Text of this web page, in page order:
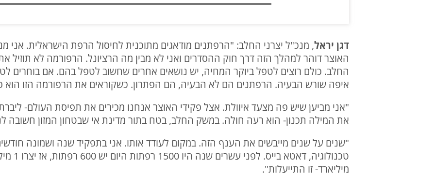
דגן יראל, מנכ"ל יצרני החלב: "הרפתנים מודאגים מתוכנית לחיסול הרפת הישראלית. אני
האוצר דוהר למהלך הזה דרך חוק ההסדרים ואני לא מבין מה הרציונל. הרפורמה לא תוזיל
החלב. כולם רוצים לטפל ביוקר המחיה, יש נושאים אחרים שחשוב לטפל בהם. אם בוחרים
איפה שורש הבעיה. הרפתנים הם לא הבעיה, הם הפתרון. כשקוראים את הרפורמה הזו הוא
"אני מביען שיש פה מצעד איוולת. אצל פקידי האוצר אנחנו מכירים את תפיסת העולם-
את המילה תכנון- הוא רעה חולה. במשק החלב, בטח בתור מדינת אי שבטחון המזון חשובה
"שנים על שנים מייבשים את הענף הזה. במקום לעודד אותו. אני בתפקיד שנה ושמונה
מיליארד- זו התייעלות".